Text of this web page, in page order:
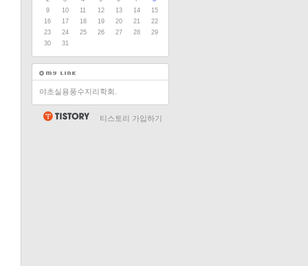
9
10 11 12 13 14
15
16
17 18 19 20 21
22
23
24 25 26 27 28
29
30
31
야초실용풍수지리학회.
티스토리 가입하기